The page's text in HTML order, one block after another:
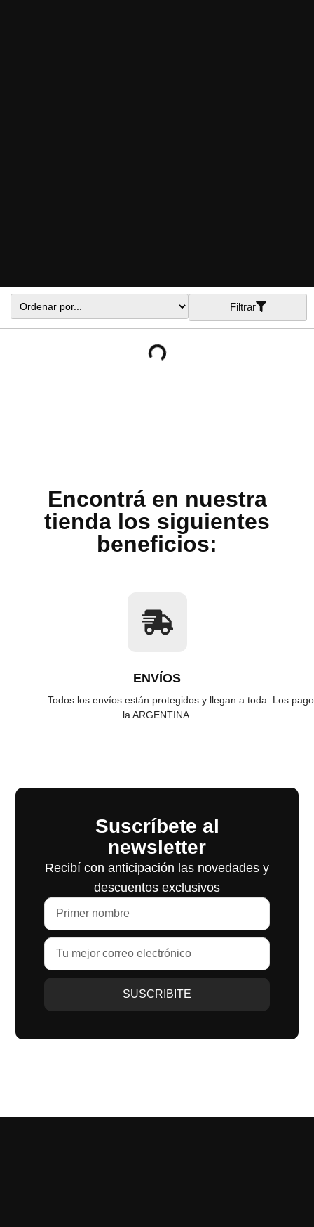
Filtrar
Encontrá en nuestra
tienda los siguientes
beneficios:
ENVÍOS
Todos los envíos están protegidos y llegan a toda
la ARGENTINA.
Los
Suscríbete al
newsletter
Recibí con anticipación las novedades y
descuentos exclusivos
SUSCRIBITE